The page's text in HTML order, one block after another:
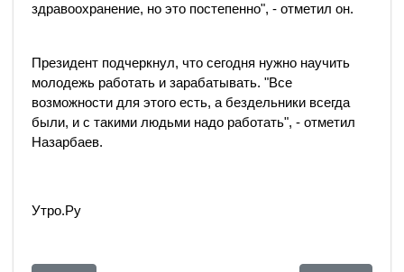
здравоохранение, но это постепенно", - отметил он.
Президент подчеркнул, что сегодня нужно научить
молодежь работать и зарабатывать. "Все
возможности для этого есть, а бездельники всегда
были, и с такими людьми надо работать", - отметил
Назарбаев.
Утро.Ру